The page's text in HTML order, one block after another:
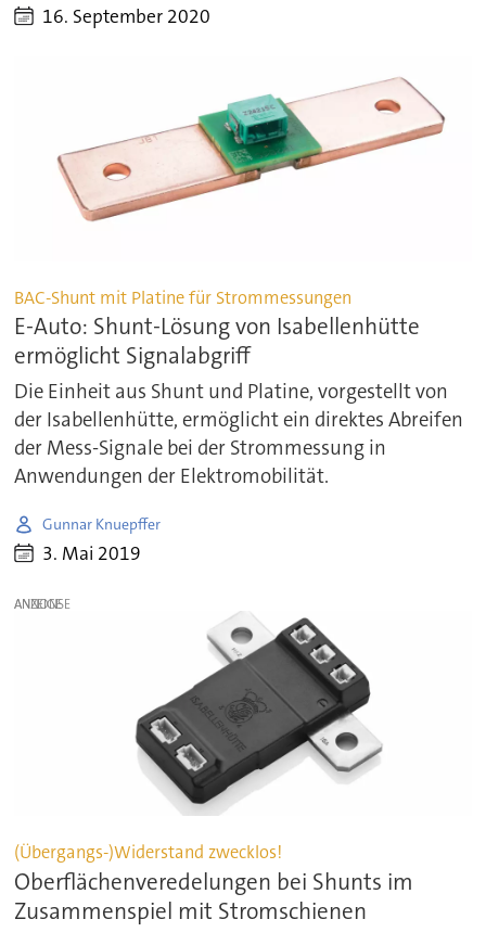
16. September 2020
BAC-Shunt mit Platine für Strommessungen
E-Auto: Shunt-Lösung von Isabellenhütte
ermöglicht Signalabgriff
Die Einheit aus Shunt und Platine, vorgestellt von
der Isabellenhütte, ermöglicht ein direktes Abreifen
der Mess-Signale bei der Strommessung in
Anwendungen der Elektromobilität.
Gunnar Knuepffer
3. Mai 2019
ANZEIGE
(Übergangs-)Widerstand zwecklos!
Oberflächenveredelungen bei Shunts im
Zusammenspiel mit Stromschienen